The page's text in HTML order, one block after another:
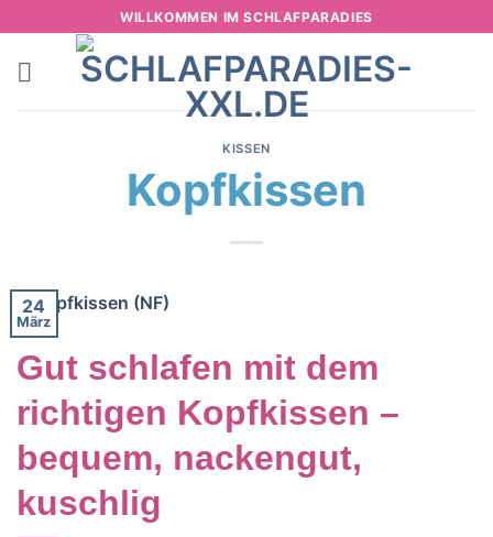
Inhalt
springen
WILLKOMMEN IM SCHLAFPARADIES
KISSEN
Kopfkissen
24
März
Gut schlafen mit dem
richtigen Kopfkissen –
bequem, nackengut,
kuschlig